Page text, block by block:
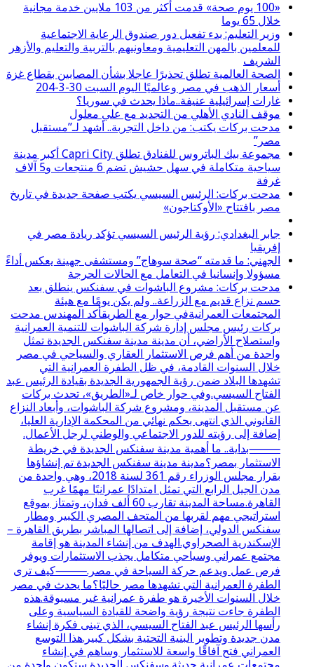
«100 يوم صحة» قدمت أكثر من 103 ملايين خدمة مجانية
خلال 65 يوما
وزير التعليم: بدء تفعيل دور صندوق الرعاية الاجتماعية
للمعلمين بالمهن التعليمية ومعاونيهم بالتربية والتعليم والأزهر
الشريف
الصحة العالمية تطلق تحذيرًا عاجلا بشأن المصابين بقطاع غزة
أسعار الذهب في مصر وعالميًا اليوم السبت 30-3-204
غارات إسرائيلية عنيفة..ماذا يحدث في سوريا؟
موقف النادي الأهلي من التجديد مع علي معلول
مدحت بركات يكتب: من داخل التجربة.. أشهد لـ”مستقبل
مصر”
مجموعة بيك الباتروس للفنادق تطلق Capri City أكبر مدينة
سياحية متكاملة في سهل حشيش تضم 6 منتجعات و5 آلاف
غرفة
مدحت بركات: الرئيس السيسي يكتب صفحة جديدة في تاريخ
مصر بافتتاح «الأوكتاجون»
جابر البغدادي: رؤية الرئيس السيسي تؤكد ريادة مصر في
إفريقيا
الجهني: ما قدمته “صحة سوهاج” ومستشفى جهينة يعكس أداءً
مسؤولا وإنسانيا في التعامل مع الحالات الحرجة
مدحت بركات: مشروع الباشوات في سفنكس ينطلق بعد
حسم نزاع قديم مع الزراعة.. ولم يكن يومًا مع هيئة
المجتمعات العمرانيةفي حوار مع الطريقأكد المهندس مدحت
بركات رئيس مجلس إدارة شركة الباشوات للتنمية العمرانية
واستصلاح الأراضي، أن مدينة مدينة سفنكس الجديدة تمثل
واحدة من أهم فرص الاستثمار العقاري والسياحي في مصر
خلال السنوات القادمة، في ظل الطفرة العمرانية التي
تشهدها البلاد ضمن رؤية الجمهورية الجديدة بقيادة الرئيس عبد
الفتاح السيسي.وفي حوار خاص لـ«الطريق»، تحدث بركات
عن مستقبل المدينة، ومشروع شركة الباشوات، وأبعاد النزاع
القانوني الذي انتهى بحكم نهائي من المحكمة الإدارية العليا،
إضافة إلى رؤيته للدور الاجتماعي والوطني لرجل الأعمال.
⸻بداية.. ما أهمية مدينة سفنكس الجديدة في خريطة
الاستثمار بمصر؟مدينة مدينة سفنكس الجديدة تم إنشاؤها
بقرار مجلس الوزراء رقم 361 لسنة 2018، وهي واحدة من
مدن الجيل الرابع التي تمثل امتدادًا عمرانيًا مهمًا غرب
القاهرة.مساحة المدينة تقارب 60 ألف فدان، وتمتاز بموقع
استراتيجي مهم لقربها من المتحف المصري الكبير ومطار
سفنكس الدولي، إضافة إلى اتصالها المباشر بطريق القاهرة –
الإسكندرية الصحراوي.الهدف من إنشاء المدينة هو إقامة
مجتمع عمراني وسياحي متكامل يجذب الاستثمارات ويوفر
فرص عمل ويدعم حركة السياحة في مصر.⸻كيف ترى
الطفرة العمرانية التي تشهدها مصر حاليًا؟ما يحدث في مصر
خلال السنوات الأخيرة هو طفرة عمرانية غير مسبوقة.هذه
الطفرة جاءت نتيجة رؤية واضحة للقيادة السياسية وعلى
رأسها الرئيس عبد الفتاح السيسي، الذي تبنى فكرة إنشاء
مدن جديدة وتطوير البنية التحتية بشكل كبير.هذا التوسع
العمراني فتح آفاقًا واسعة للاستثمار وساهم في إنشاء